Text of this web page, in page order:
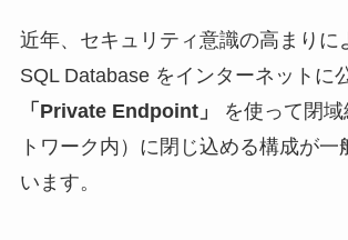
近年、セキュリティ意識の高まりに
SQL Database をインターネットに
「Private Endpoint」
を使って閉
トワーク内）に閉じ込める構成が一
います。